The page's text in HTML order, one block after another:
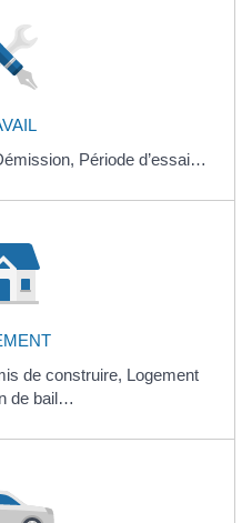
Période d’essai…
de construire, Logement
de bail…